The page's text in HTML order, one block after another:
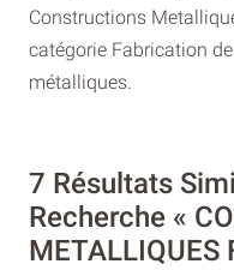
Constructions
catégorie Fabrication
métalliques.
7 Résultats
Recherche «
METALLIQUES